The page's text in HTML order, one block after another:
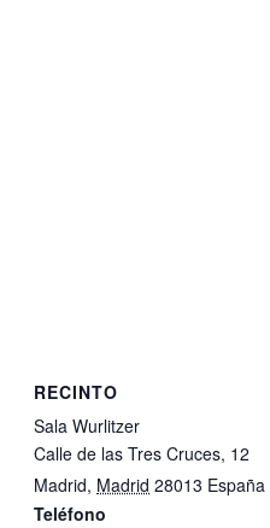
RECINTO
Sala Wurlitzer
Calle de las Tres Cruces, 12
Madrid, Madrid 28013 España
Teléfono